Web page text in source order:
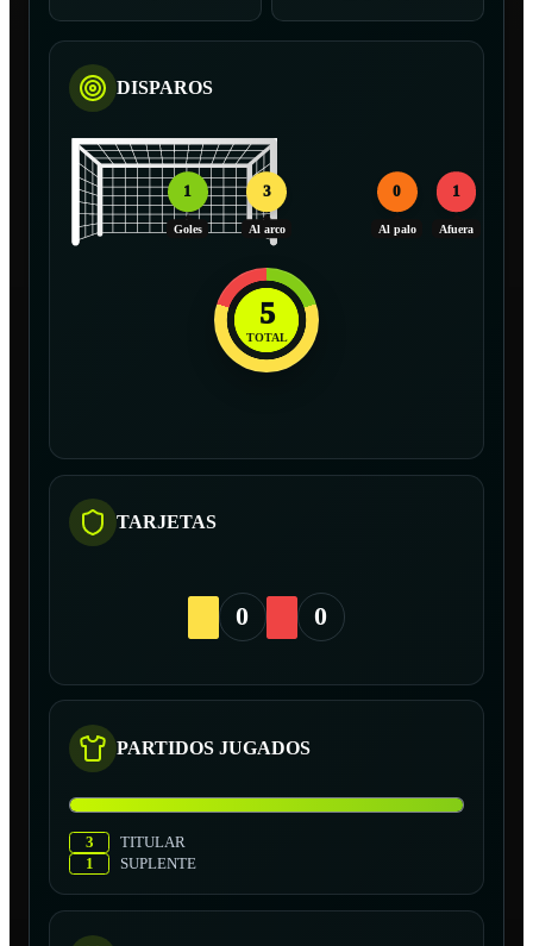
DISPAROS
1
Goles
3
Al arco
0
Al palo
1
Afuera
5
TOTAL
TARJETAS
0 0
PARTIDOS JUGADOS
3
TITULAR
1
SUPLENTE